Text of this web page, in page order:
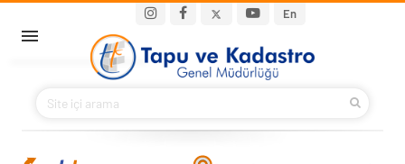
En
Main navigation
BAKANIMIZ